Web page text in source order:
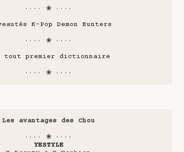
···· ❀ ····
K-Pop Demon Hunters
···· ❀ ····
tout premier dictionnaire
···· ❀ ····
Les avantages des Chou
···· ❀ ····
YESTYLE